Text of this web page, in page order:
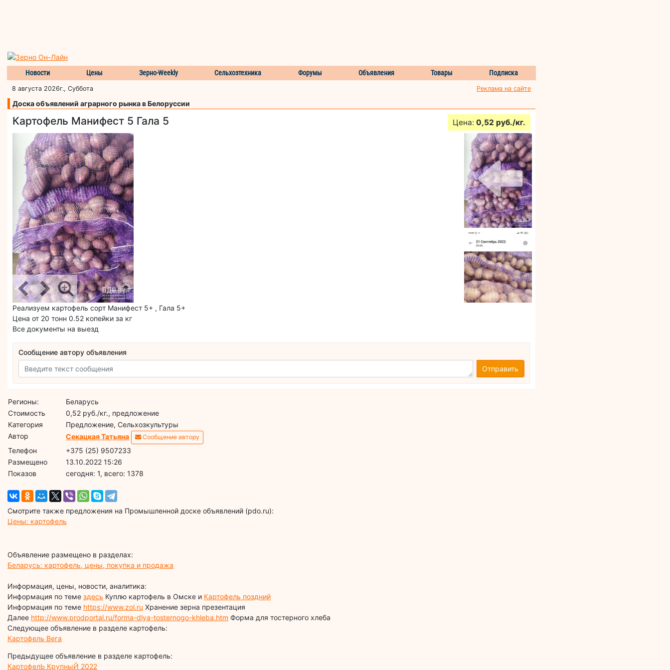
Новости Цены Зерно-Weekly Сельхозтехника Форумы Объявления Товары Подписка
8 августа 2026г., Суббота Реклама на сайте
Доска объявлений аграрного рынка в Белоруссии
Картофель Манифест 5 Гала 5 Цена: 0,52 руб./кг.
Реализуем картофель сорт Манифест 5+ , Гала 5+
Цена от 20 тонн 0.52 копейки за кг
Все документы на выезд
Сообщение автору объявления
Отправить
Регионы:
Беларусь
Стоимость
0,52 руб./кг., предложение
Категория
Предложение, Сельхозкультуры
Автор
Секацкая Татьяна Сообщение автору
Телефон
+375 (25) 9507233
Размещено
13.10.2022 15:26
Показов
cегодня: 1, всего: 1378
Смотрите также предложения на Промышленной доске объявлений (pdo.ru):
Цены: картофель
Объявление размещено в разделах:
Беларусь: картофель, цены, покупка и продажа
Информация, цены, новости, аналитика:
Информация по теме здесь Куплю картофель в Омске и Картофель поздний
Информация по теме https://www.zol.ru Хранение зерна презентация
Далее http://www.prodportal.ru/forma-dlya-tosternogo-khleba.htm Форма для тостерного хлеба
Следующее объявление в разделе картофель:
Картофель Вега
Предыдущее объявление в разделе картофель:
КартофелЬ КрупныЙ 2022